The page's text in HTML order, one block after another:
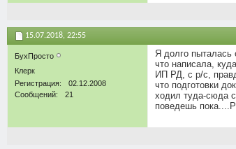
15.07.2018, 22:55
БухПросто
Клерк
Регистрация
02.12.2008
Сообщений
21
Я долго пыталась
что написала,
ИП РД, с р/с,
что подготовки
ходил туда-сюда
поведешь